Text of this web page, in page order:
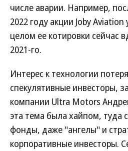
числе аварии. Например,
2022 году акции Joby Aviation
целом ее котировки сейчас
2021-го.
Интерес к технологии
спекулятивные инвесторы,
компании Ultra Motors
эта тема была хайпом, туда
фонды, даже "ангелы" и
корпоративные инвесторы.